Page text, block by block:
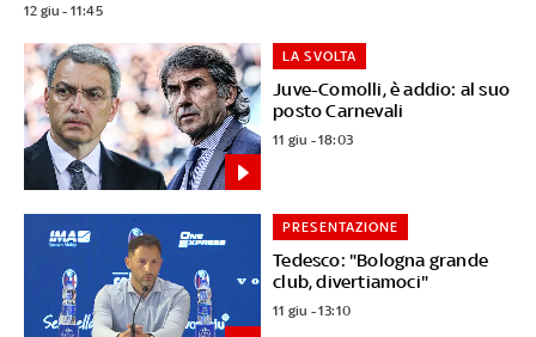
12 giu - 11:45
Juve-Comolli, è addio: al suo
posto Carnevali
LA SVOLTA
11 giu - 18:03
Tedesco: "Bologna grande
club, divertiamoci"
PRESENTAZIONE
11 giu - 13:10